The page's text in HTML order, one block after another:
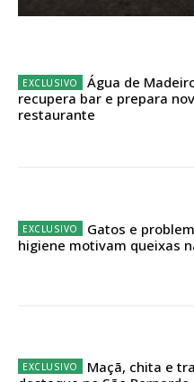
Escolha o plano
Edição em papel
casa
Água de
recupera bar e prepara
restaurante
Gatos e
higiene motivam queixas
Maçã, chita e